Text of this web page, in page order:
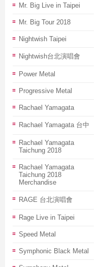
Mr. Big Live in Taipei
Mr. Big Tour 2018
Nightwish Taipei
Nightwish台北演唱會
Power Metal
Progressive Metal
Rachael Yamagata
Rachael Yamagata 台中
Rachael Yamagata
Taichung 2018
Rachael Yamagata
Taichung 2018
Merchandise
RAGE 台北演唱會
Rage Live in Taipei
Speed Metal
Symphonic Black Metal